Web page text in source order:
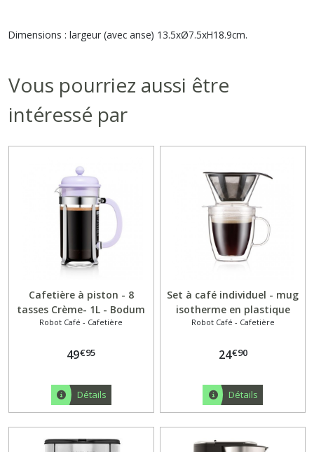
Dimensions : largeur (avec anse) 13.5xØ7.5xH18.9cm.
Vous pourriez aussi être
intéressé par
Cafetière à piston - 8
tasses Crème- 1L - Bodum
Robot Café - Cafetière
49€95
Détails
Set à café individuel - mug
isotherme en plastique
double paroi, 0. 35 l
Robot Café - Cafetière
24€90
Détails